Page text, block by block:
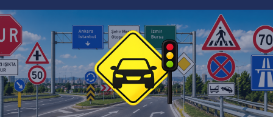
Skip
to
content